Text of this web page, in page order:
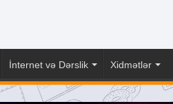
İnternet və Dərslik Xidmətlər